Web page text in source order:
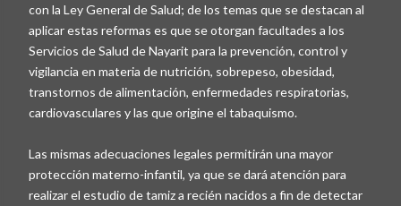
con la Ley General de Salud; de los temas que se destacan al
aplicar estas reformas es que se otorgan facultades a los
Servicios de Salud de Nayarit para la prevención, control y
vigilancia en materia de nutrición, sobrepeso, obesidad,
transtornos de alimentación, enfermedades respiratorias,
cardiovasculares y las que origine el tabaquismo.
Las mismas adecuaciones legales permitirán una mayor
protección materno-infantil, ya que se dará atención para
realizar el estudio de tamiz a recién nacidos a fin de detectar